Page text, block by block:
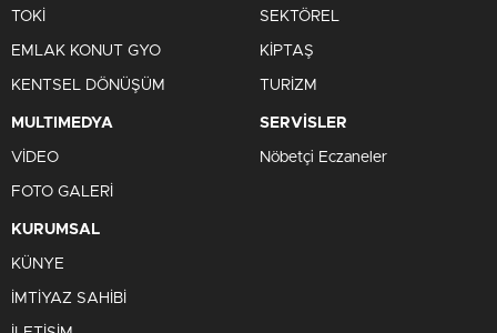
TOKİ
EMLAK KONUT GYO
KENTSEL DÖNÜŞÜM
SEKTÖREL
KİPTAŞ
TURİZM
MULTIMEDYA
VİDEO
FOTO GALERİ
SERVİSLER
Nöbetçi Eczaneler
KURUMSAL
KÜNYE
İMTİYAZ SAHİBİ